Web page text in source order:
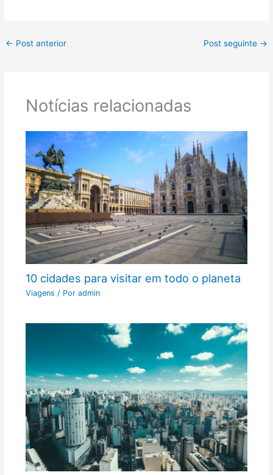
← Post anterior Post seguinte →
Notícias relacionadas
10 cidades para visitar em todo o planeta
Viagens / Por admin